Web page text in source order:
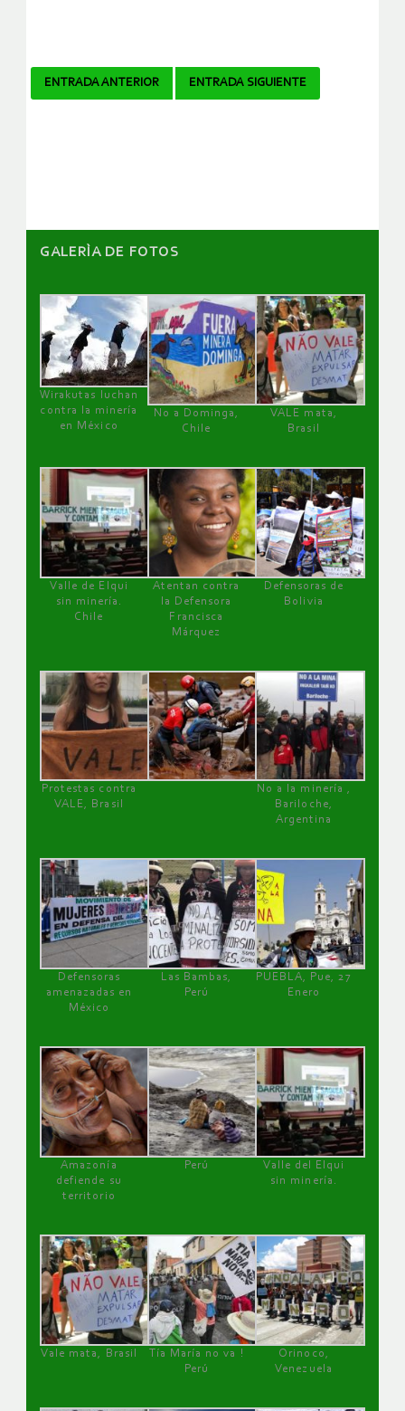
Navegador
ENTRADA ANTERIOR ENTRADA SIGUIENTE
GALERÌA DE FOTOS
Wirakutas luchan
contra la minería
en México
No a Dominga,
Chile
VALE mata,
Brasil
Valle de Elqui
sin minería.
Chile
Atentan contra
la Defensora
Francisca
Márquez
Defensoras de
Bolivia
Protestas contra
VALE, Brasil
No a la minería ,
Bariloche,
Argentina
Defensoras
amenazadas en
México
Las Bambas,
Perú
PUEBLA, Pue, 27
Enero
Amazonía
defiende su
territorio
Perú
Valle del Elqui
sin minería.
Vale mata, Brasil
Tía María no va !
Perú
Orinoco,
Venezuela